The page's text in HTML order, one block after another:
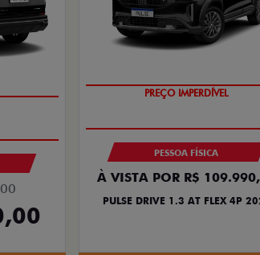
PREÇO IMPERDÍVEL
PESSOA FÍSICA
À VISTA POR R$
PULSE DRIVE 1.3 AT FLEX 4P